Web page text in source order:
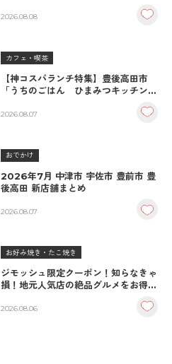
至福の読書空間
2026.08.08
カフェ・喫茶
【神コスパランチ特集】豊後高田市
「うちのごはん ひまみつキッチン」
＆生姜焼き！
2026.08.07
おでかけ
2026年7月 中津市 宇佐市 豊前市 豊
後高田 新店舗まとめ
2026.08.07
お好み焼き・たこ焼き
ジモッシュ限定クーポン！知らなきゃ
損！地元人気店の絶品グルメをお得に
2026.08.06